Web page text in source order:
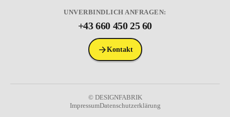
UNVERBINDLICH ANFRAGEN:
+43 660 450 25 60
Kontakt
© DESIGNFABRIK
ImpressumDatenschutzerklärung